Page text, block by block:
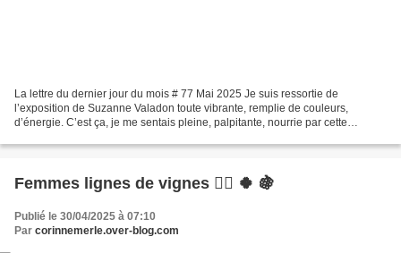
La lettre du dernier jour du mois # 77 Mai 2025 Je suis ressortie de
l’exposition de Suzanne Valadon toute vibrante, remplie de couleurs,
d’énergie. C’est ça, je me sentais pleine, palpitante, nourrie par cette
Femmes lignes de vignes 🦹‍♀️ 🍀 🍇
Publié le 30/04/2025 à 07:10
Par corinnemerle.over-blog.com